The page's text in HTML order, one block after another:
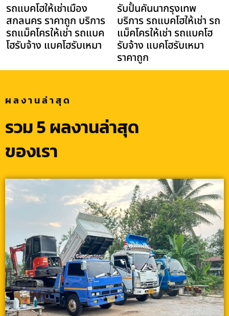
รถแบคโฮให้เช่าเมือง
สกลนคร ราคาถูก บริการ
รถแม็คโครให้เช่า รถแบค
โฮรับจ้าง แบคโฮรับเหมา
รับปั้นคันนากรุงเทพ
บริการ รถแบคโฮให้เช่า รถ
แม็คโครให้เช่า รถแบคโฮ
รับจ้าง แบคโฮรับเหมา
ราคาถูก
ผลงานล่าสุด
รวม 5 ผลงานล่าสุด
ของเรา